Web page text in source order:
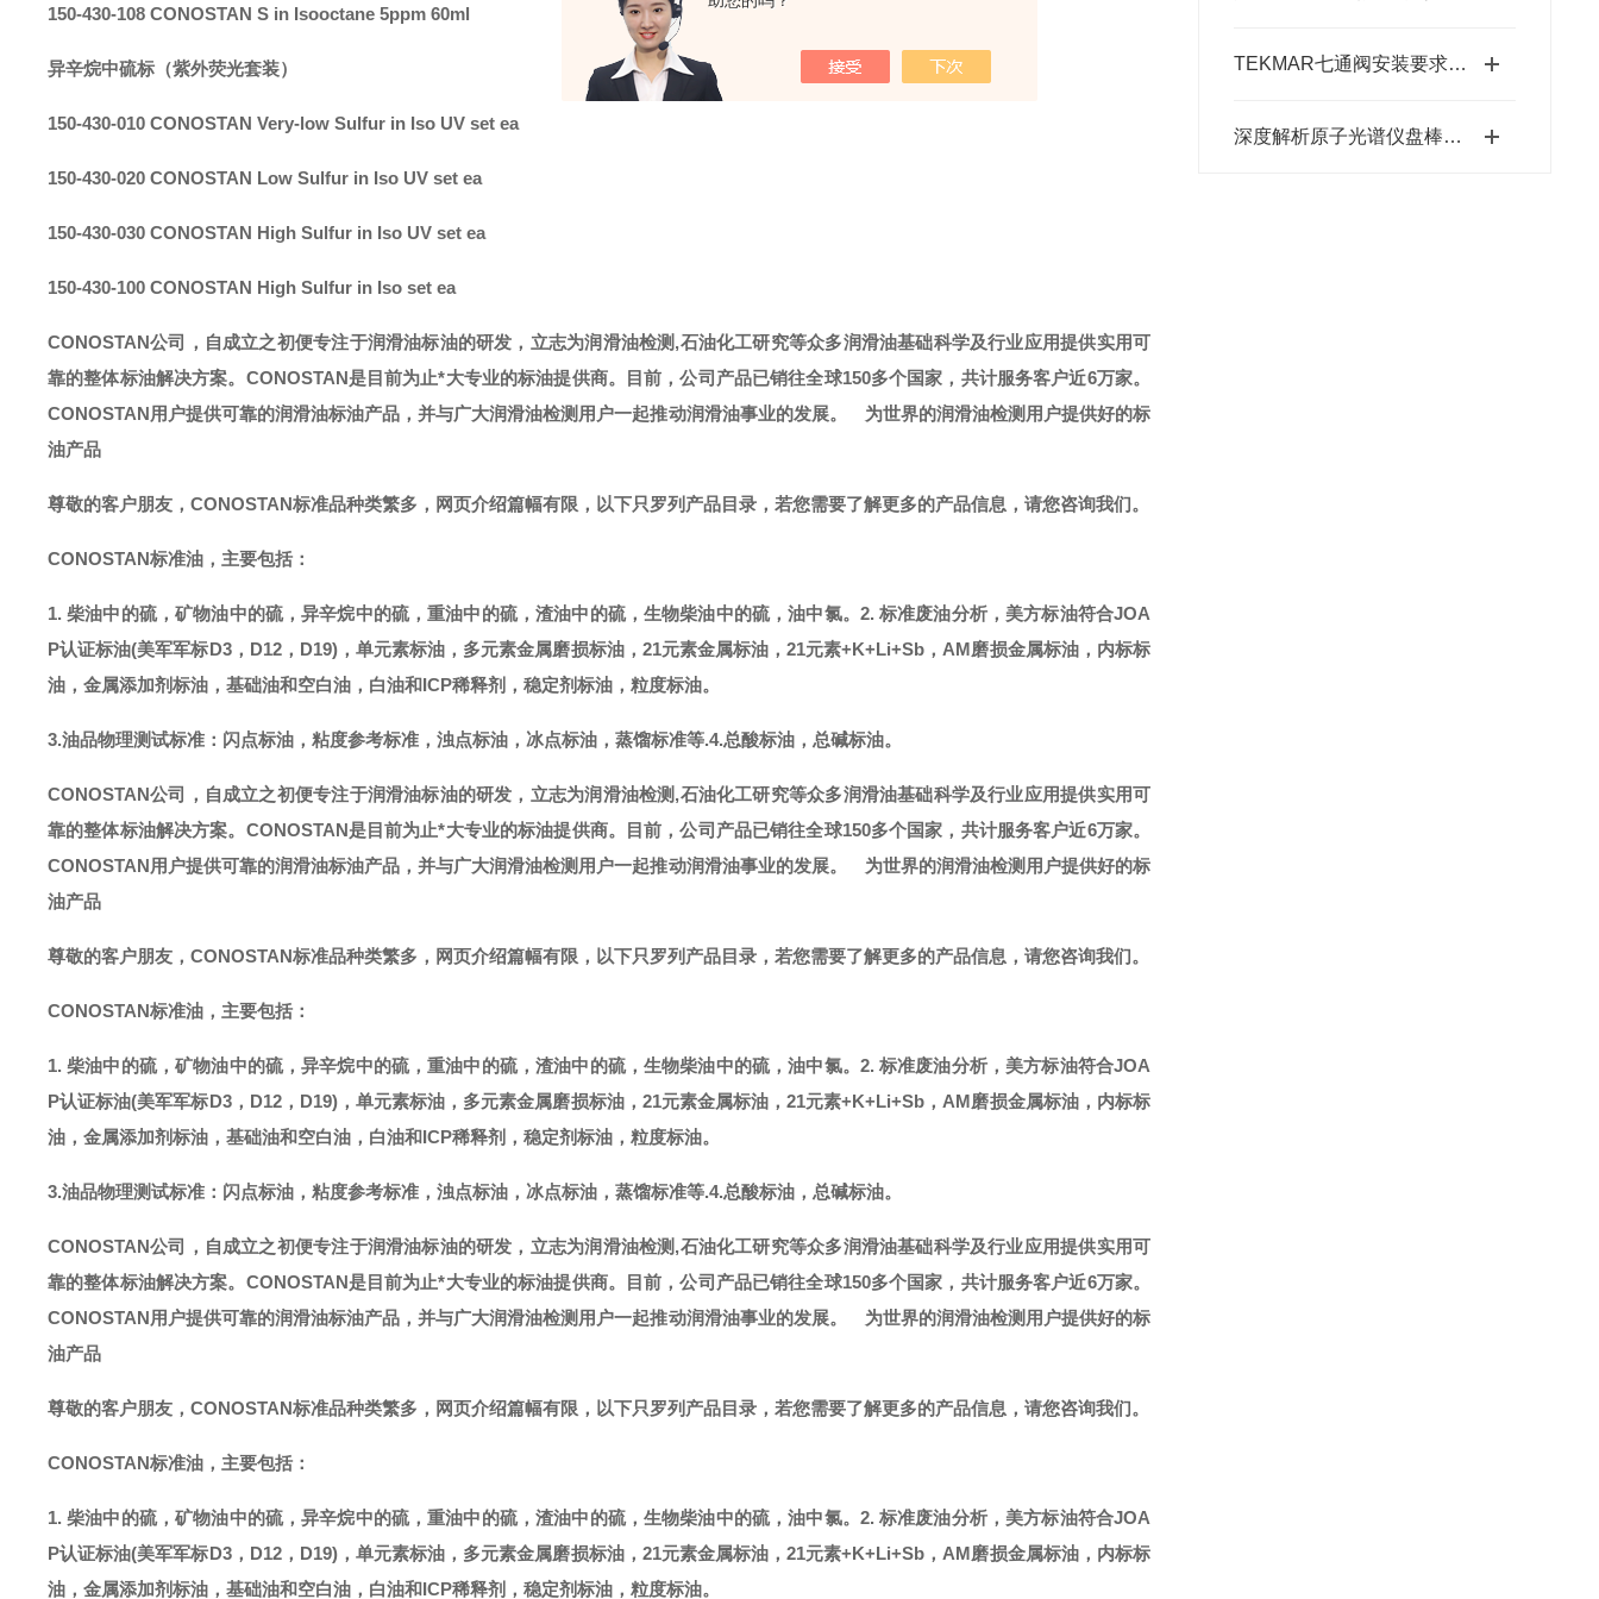
TEKMAR七通阀安装要求科普
深度解析原子光谱仪盘棒电极的特性
150-430-108 CONOSTAN S in Isooctane 5ppm 60ml
异辛烷中硫标（紫外荧光套装）
150-430-010 CONOSTAN Very-low Sulfur in Iso UV set ea
150-430-020 CONOSTAN Low Sulfur in Iso UV set ea
150-430-030 CONOSTAN High Sulfur in Iso UV set ea
150-430-100 CONOSTAN High Sulfur in Iso set ea
CONOSTAN公司，自成立之初便专注于润滑油标油的研发，立志为润滑油检测,石油化工研究等众多润滑油基础科学及行业应用提供实用可
靠的整体标油解决方案。CONOSTAN是目前为止*大专业的标油提供商。
目前，公司产品已销往全球150多个国家，共计服务客户近6万家。
CONOSTAN用户提供可靠的润滑油标油产品，并与广大润滑油检测用户一起推动润滑油事业的发展。
为世界的润滑油检测用户提供好的标
油产品
尊敬的客户朋友， CONOSTAN标准品种类繁多，网页介绍篇幅有限，以下只罗列产品目录，若您需要了解更多的产品信息，请您咨询我们。
CONOSTAN标准油，主要包括：
1. 柴油中的硫，矿物油中的硫，异辛烷中的硫，重油中的硫，渣油中的硫，生物柴油中的硫，油中氯。 2. 标准废油分析，美方标油符合JOA
P认证标油(美军军标D3，D12，D19)，单元素标油，多元素金属磨损标油，21元素金属标油，21元素+K+Li+Sb，AM磨损金属标油，内标标
油，金属添加剂标油，基础油和空白油，白油和ICP稀释剂，稳定剂标油，粒度标油。
3.油品物理测试标准：闪点标油，粘度参考标准，浊点标油，冰点标油，蒸馏标准等.4.总酸标油，总碱标油。
CONOSTAN公司，自成立之初便专注于润滑油标油的研发，立志为润滑油检测,石油化工研究等众多润滑油基础科学及行业应用提供实用可
靠的整体标油解决方案。CONOSTAN是目前为止*大专业的标油提供商。
目前，公司产品已销往全球150多个国家，共计服务客户近6万家。
CONOSTAN用户提供可靠的润滑油标油产品，并与广大润滑油检测用户一起推动润滑油事业的发展。
为世界的润滑油检测用户提供好的标
油产品
尊敬的客户朋友， CONOSTAN标准品种类繁多，网页介绍篇幅有限，以下只罗列产品目录，若您需要了解更多的产品信息，请您咨询我们。
CONOSTAN标准油，主要包括：
1. 柴油中的硫，矿物油中的硫，异辛烷中的硫，重油中的硫，渣油中的硫，生物柴油中的硫，油中氯。 2. 标准废油分析，美方标油符合JOA
P认证标油(美军军标D3，D12，D19)，单元素标油，多元素金属磨损标油，21元素金属标油，21元素+K+Li+Sb，AM磨损金属标油，内标标
油，金属添加剂标油，基础油和空白油，白油和ICP稀释剂，稳定剂标油，粒度标油。
3.油品物理测试标准：闪点标油，粘度参考标准，浊点标油，冰点标油，蒸馏标准等.4.总酸标油，总碱标油。
CONOSTAN公司，自成立之初便专注于润滑油标油的研发，立志为润滑油检测,石油化工研究等众多润滑油基础科学及行业应用提供实用可
靠的整体标油解决方案。CONOSTAN是目前为止*大专业的标油提供商。
目前，公司产品已销往全球150多个国家，共计服务客户近6万家。
CONOSTAN用户提供可靠的润滑油标油产品，并与广大润滑油检测用户一起推动润滑油事业的发展。
为世界的润滑油检测用户提供好的标
油产品
尊敬的客户朋友， CONOSTAN标准品种类繁多，网页介绍篇幅有限，以下只罗列产品目录，若您需要了解更多的产品信息，请您咨询我们。
CONOSTAN标准油，主要包括：
1. 柴油中的硫，矿物油中的硫，异辛烷中的硫，重油中的硫，渣油中的硫，生物柴油中的硫，油中氯。 2. 标准废油分析，美方标油符合JOA
P认证标油(美军军标D3，D12，D19)，单元素标油，多元素金属磨损标油，21元素金属标油，21元素+K+Li+Sb，AM磨损金属标油，内标标
油，金属添加剂标油，基础油和空白油，白油和ICP稀释剂，稳定剂标油，粒度标油。